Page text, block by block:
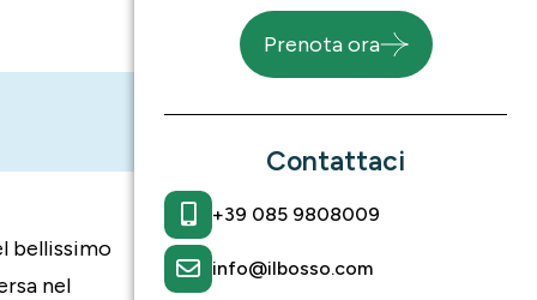
bellissimo
nel
Prenota ora
Contattaci
+39 085 9808009
info@ilbosso.com